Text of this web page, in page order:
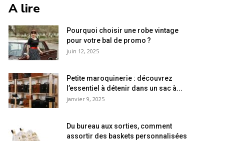
A lire
Pourquoi choisir une robe vintage
pour votre bal de promo ?
juin 12, 2025
Petite maroquinerie : découvrez
l’essentiel à détenir dans un sac à...
janvier 9, 2025
Du bureau aux sorties, comment
assortir des baskets personnalisées